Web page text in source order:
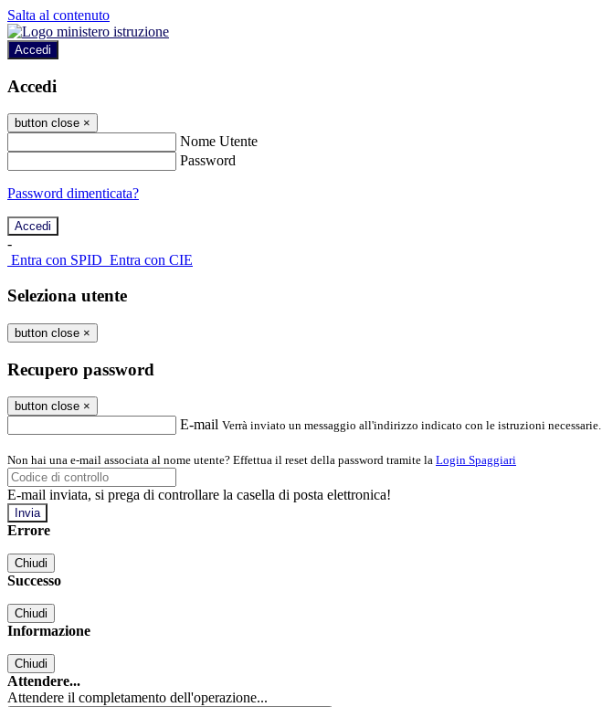
Salta al contenuto
Accedi
Accedi
button close ×
Nome Utente
Password
Password dimenticata?
-
Entra con SPID Entra con CIE
Seleziona utente
button close ×
Recupero password
button close ×
E-mail Verrà inviato un messaggio all'indirizzo indicato con le istruzioni necessarie.
Non hai una e-mail associata al nome utente? Effettua il reset della password tramite la Login Spaggiari
E-mail inviata, si prega di controllare la casella di posta elettronica!
Errore
Chiudi
Successo
Chiudi
Informazione
Chiudi
Attendere...
Attendere il completamento dell'operazione...